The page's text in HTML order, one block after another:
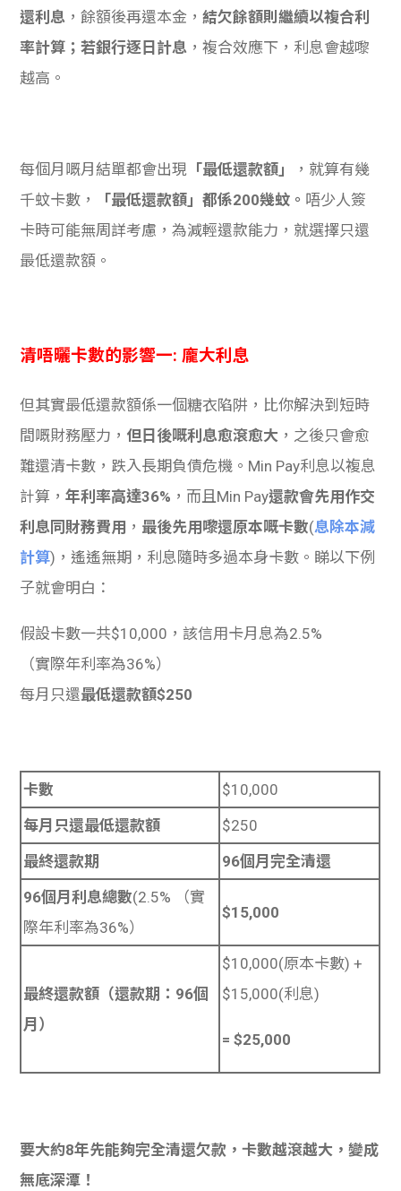
還利息 ，餘額後再還本金，結欠餘額則繼續以複合利
率計算；若銀行逐日計息 ，複合效應下，利息會越嚟
越高。
每個月嘅月結單都會出現 「最低還款額」
，就算有幾
千蚊卡數，
「最低還款額」都係200幾蚊。 唔少人簽
卡時可能無周詳考慮，為減輕還款能力，就選擇只還
最低還款額。
清唔曬卡數的影響一: 龐大利息
但其實最低還款額係一個糖衣陷阱，比你解決到短時
間嘅財務壓力， 但日後嘅利息愈滾愈大 ，之後只會愈
難還清卡數，跌入長期負債危機。Min Pay利息以複息
計算，年利率高達36% ，而且Min Pay還款會先用作交
利息同財務費用 ， 最後先用嚟還原本嘅卡數(息除本減
計算)，遙遙無期，利息隨時多過本身卡數。睇以下例
子就會明白：
假設卡數一共$10,000，該信用卡月息為2.5%
（實際年利率為36%）
每月只還最低還款額$250
卡數
$10,000
每月只還最低還款額
$250
最終還款期
96個月完全清還
96個月利息總數(2.5% （實
際年利率為36%）
$15,000
最終還款額（還款期：96個
月）
$10,000(原本卡數) +
$15,000(利息)
= $25,000
要大約8年先能夠完全清還欠款，卡數越滾越大，變成
無底深潭！